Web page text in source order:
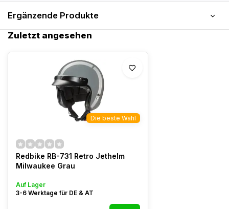
Ergänzende Produkte
Zuletzt angesehen
Die beste Wahl
Redbike RB-731 Retro Jethelm
Milwaukee Grau
Auf Lager
3-6 Werktage für DE & AT